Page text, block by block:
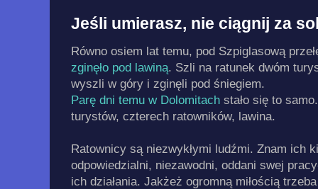
Jeśli umierasz, nie ciągnij za
Równo osiem lat temu, pod Szpiglasową
zginęło pod lawiną. Szli na ratunek dwóm
wyszli w góry i zginęli pod śniegiem.
Parę dni temu w Dolomitach stało się to
turystów, czterech ratowników, lawina.
Ratownicy są niezwykłymi ludźmi. Znam ich
odpowiedzialni, niezawodni, oddani swej
ich działania. Jakżeż ogromną miłością